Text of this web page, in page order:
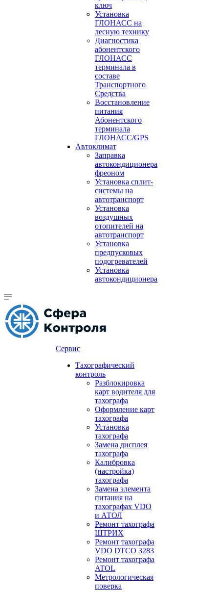
ключ
Установка
ГЛОНАСС на
лесную технику
Диагностика
абонентского
ГЛОНАСС
терминала в
составе
Транспортного
Средства
Восстановление
питания
Абонентского
терминала
ГЛОНАСС/GPS
Автоклимат
Заправка
автокондиционера
фреоном
Установка сплит-
системы на
автотранспорт
Установка
воздушных
отопителей на
автотранспорт
Установка
предпусковых
подогревателей
Установка
автокондиционера
Сервис
Тахографический
контроль
Разблокировка
карт водителя для
тахографа
Оформление карт
тахографа
Установка
тахографа
Замена дисплея
тахографа
Калибровка
(настройка)
тахографа
Замена элемента
питания на
тахографах VDO
и АТОЛ
Ремонт тахографа
ШТРИХ
Ремонт тахографа
VDO DTCO 3283
Ремонт тахографа
ATOL
Метрологическая
поверка